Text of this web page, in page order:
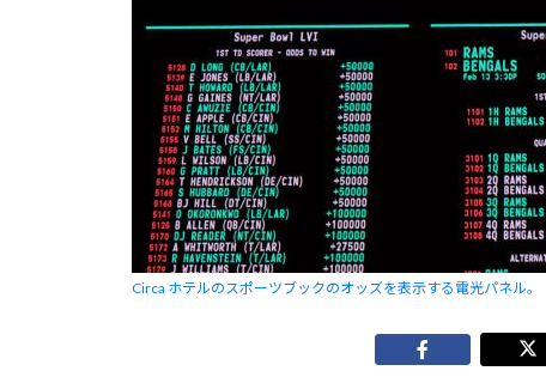
Circa ホテルのスポーツブックのオッズを表示する電光パネル。